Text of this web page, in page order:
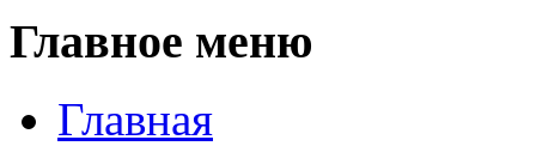
Главное меню
Главная